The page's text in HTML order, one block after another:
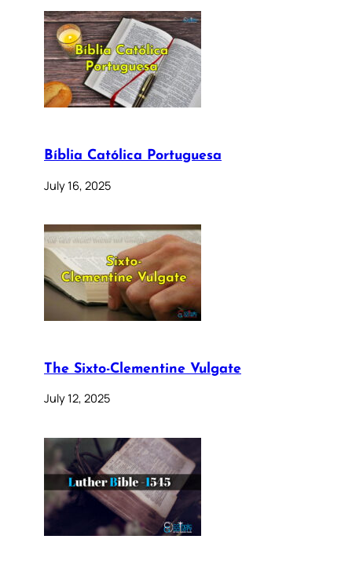
Bíblia Católica Portuguesa
July 16, 2025
The Sixto-Clementine Vulgate
July 12, 2025